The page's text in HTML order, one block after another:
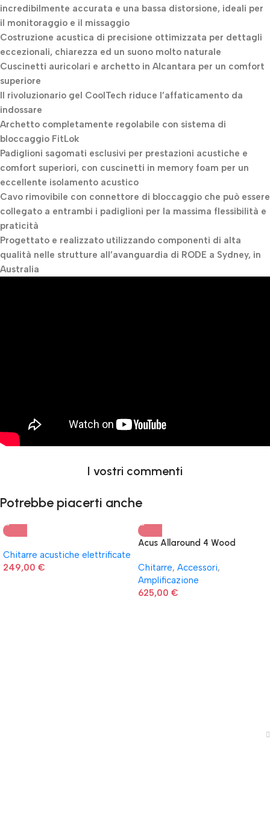
incredibilmente accurata e una bassa distorsione, ideali per
il monitoraggio e il missaggio
Costruzione acustica di precisione ottimizzata per dettagli
eccezionali, chiarezza ed un suono molto naturale
Cuscinetti auricolari e archetto in Alcantara per un comfort
superiore
Il rivoluzionario gel CoolTech riduce l’affaticamento da
indossare
Archetto completamente regolabile con sistema di
bloccaggio FitLok
Padiglioni sagomati esclusivi per prestazioni acustiche e
comfort superiori, con cuscinetti in memory foam per un
eccellente isolamento acustico
Cavo rimovibile con connettore di bloccaggio che può essere
collegato a entrambi i padiglioni per la massima flessibilità e
praticità
Progettato e realizzato utilizzando componenti di alta
qualità nelle strutture all’avanguardia di RODE a Sydney, in
Australia
I vostri commenti
Potrebbe piacerti anche
Chitarre acustiche elettrificate
249,00 €
Acus Allaround 4 Wood
Chitarre, Accessori,
Amplificazione
625,00 €